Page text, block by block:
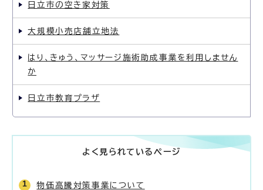
日立市の空き家対策
大規模小売店舗立地法
はり、きゅう、マッサージ施術助成事業を利用しません
か
日立市教育プラザ
よく見られているページ
物価高騰対策事業について